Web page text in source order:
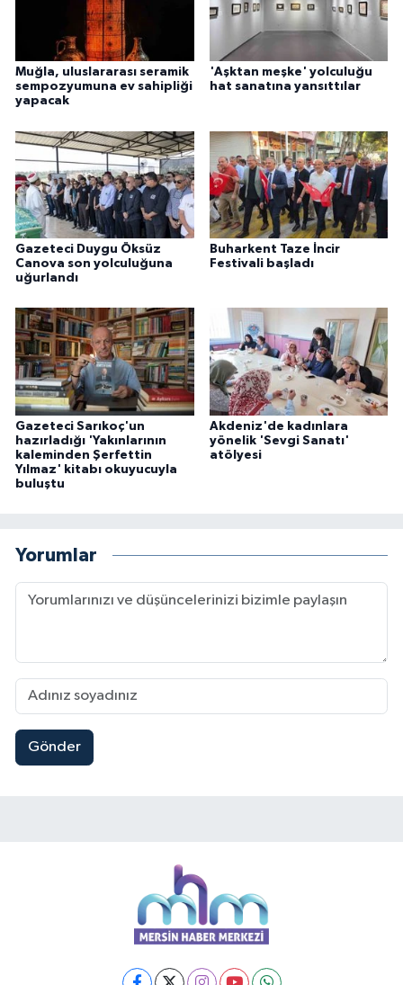
Muğla, uluslararası seramik
sempozyumuna ev sahipliği
yapacak
'Aşktan meşke' yolculuğu
hat sanatına yansıttılar
Gazeteci Duygu Öksüz
Canova son yolculuğuna
uğurlandı
Buharkent Taze İncir
Festivali başladı
Gazeteci Sarıkoç'un
hazırladığı 'Yakınlarının
kaleminden Şerfettin
Yılmaz' kitabı okuyucuyla
buluştu
Akdeniz'de kadınlara
yönelik 'Sevgi Sanatı'
atölyesi
Yorumlar
Gönder